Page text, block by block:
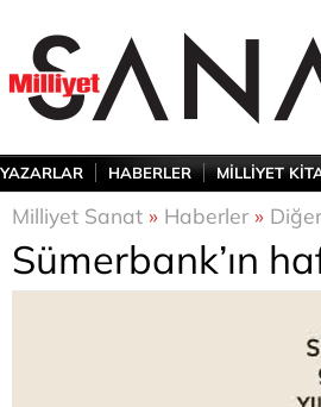
YAZARLAR HABERLER MİLLİYET
Milliyet Sanat » Haberler» Diğer
Sümerbank’ın